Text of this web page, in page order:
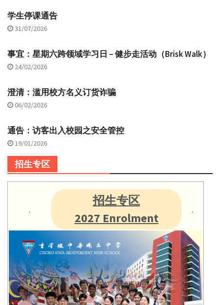
学生停课通告
31/07/2026
事宜：星期六跨领域学习日 – 健步走活动（Brisk Walk）
24/02/2026
澄清：滥用校方名义订货诈骗
06/02/2026
通告：访客出入校园之安全管控
19/01/2026
招生专区
招生专区
2027 Enrolment